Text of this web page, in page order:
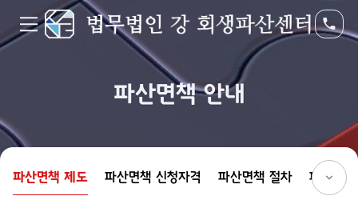
파산면책 안내
파산면책 제도 파산면책 신청자격 파산면책 절차 파산면